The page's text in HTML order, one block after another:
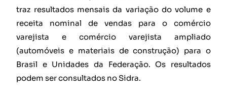
traz resultados mensais da variação do volume e
receita nominal de vendas para o comércio
varejista e comércio varejista ampliado
(automóveis e materiais de construção) para o
Brasil e Unidades da Federação. Os resultados
podem ser consultados no Sidra.